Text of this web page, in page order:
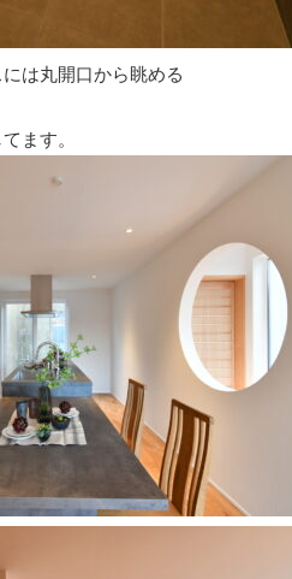
は丸開口から眺める
ます。